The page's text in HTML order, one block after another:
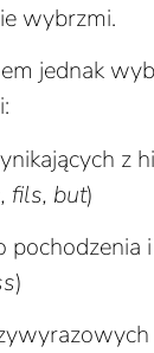
wybrzmi.
jednak
z
fils, but)
pochodzenia
)